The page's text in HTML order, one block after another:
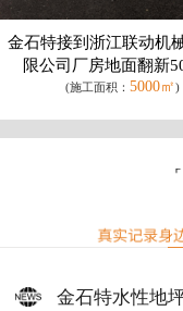
金石特接到浙江联动机
限公司厂房地面翻新
(施工面积： 5000㎡)
金石特水性地